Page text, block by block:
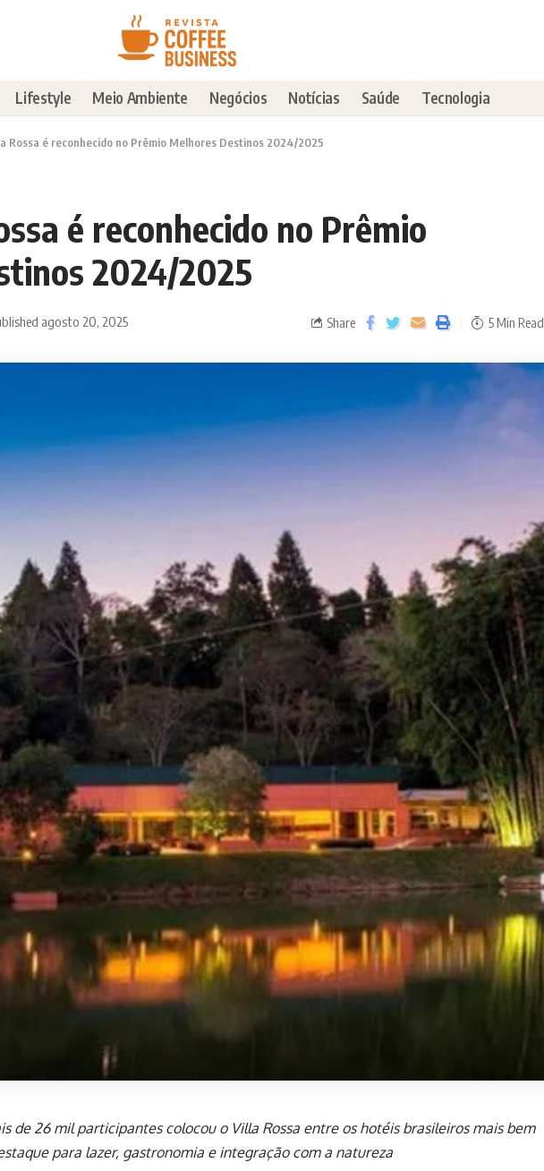
Lifestyle Meio Ambiente Negócios Notícias Saúde Tecnologia
Rossa é reconhecido no Prêmio Melhores Destinos 2024/2025
é reconhecido no Prêmio
2024/2025
agosto 20, 2025 Share 5 Min Read
de 26 mil participantes colocou o Villa Rossa entre os hotéis brasileiros mais bem
para lazer, gastronomia e integração com a natureza